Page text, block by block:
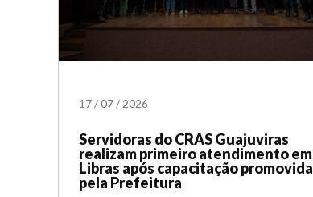
17/07/2026
Servidoras do CRAS Guajuviras
realizam primeiro atendimento em
Libras após capacitação promovida
pela Prefeitura